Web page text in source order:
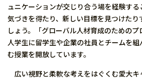
ュニケーションが交じり合う場を経験す
気づきを得たり、新しい目標を見つけた
しょう。「グローバル人材育成のための
人学生に留学生や企業の社員とチームを
む授業を開放しています。
広い視野と柔軟な考えをはぐくむ愛大キ